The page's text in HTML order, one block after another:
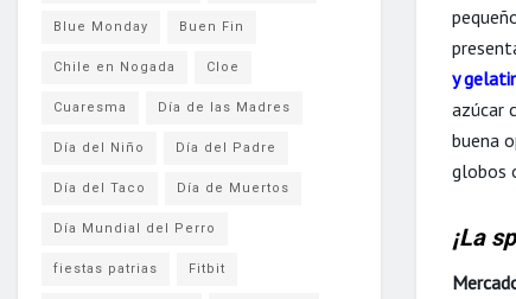
y
azúcar
buena
globos
¡La
Blue Monday Buen Fin
Chile en Nogada Cloe
Cuaresma Día de las Madres
Día del Niño Día del Padre
Día del Taco Día de Muertos
Día Mundial del Perro
fiestas patrias Fitbit